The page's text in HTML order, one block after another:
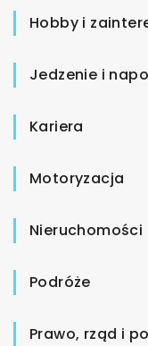
Hobby i
Jedzenie i
Kariera
Motoryzacja
Nieruchomości
Podróże
Prawo, rząd i